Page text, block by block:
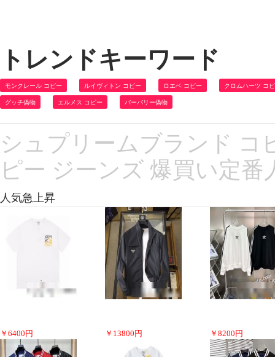
トレンドキーワード
モンクレール コピー ルイヴィトン コピー ロエベ コピー クロムハーツ コ
グッチ偽物 エルメス コピー バーバリー偽物
シュプリームブランド コ
ピー ジーンズ 爆買い定番
人気急上昇
￥ 6400 円 ￥ 13800 円 ￥ 8200 円